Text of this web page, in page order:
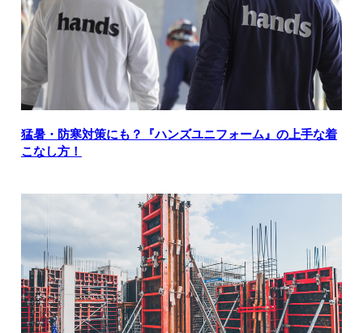
猛暑・防寒対策にも？『ハンズユニフォーム』の上手な着
こなし方！